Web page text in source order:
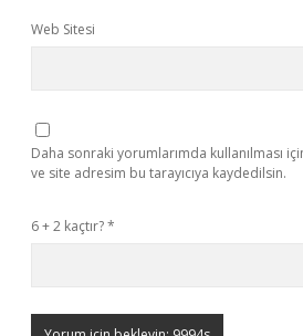
Web Sitesi
Daha sonraki yorumlarımda kullanılması
ve site adresim bu tarayıcıya kaydedilsin.
6 + 2 kaçtır?*